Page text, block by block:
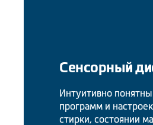
Сенсорный
Интуитивно
программ и
стирки, состоянии